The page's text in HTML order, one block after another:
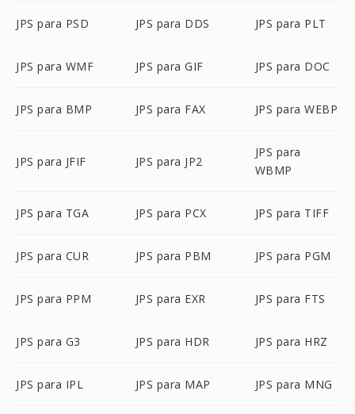
JPS para PSD JPS para DDS JPS para PLT
JPS para WMF JPS para GIF JPS para DOC
JPS para BMP JPS para FAX JPS para WEBP
JPS para JFIF JPS para JP2
JPS para
WBMP
JPS para TGA JPS para PCX JPS para TIFF
JPS para CUR JPS para PBM JPS para PGM
JPS para PPM JPS para EXR JPS para FTS
JPS para G3 JPS para HDR JPS para HRZ
JPS para IPL JPS para MAP JPS para MNG